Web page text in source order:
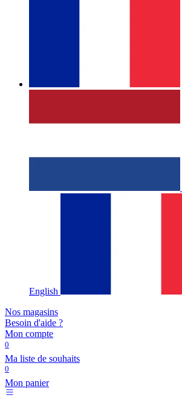
English
Nos magasins
Besoin d'aide ?
Mon compte
0
Ma liste de souhaits
0
Mon panier